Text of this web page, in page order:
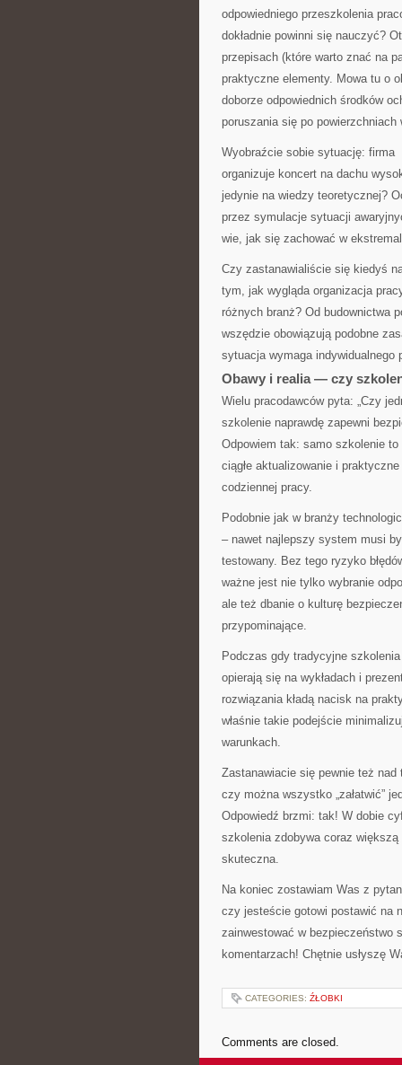
odpowiedniego przeszkolenia
dokładnie powinni się nauczyć?
przepisach (które warto znać na
praktyczne elementy. Mowa tu o
doborze odpowiednich środków
poruszania się po powierzchniach
Wyobraźcie sobie sytuację: firma
organizuje koncert na dachu
jedynie na wiedzy teoretycznej?
przez symulacje sytuacji
wie, jak się zachować w
Czy zastanawialiście się kiedyś
tym, jak wygląda organizacja
różnych branż? Od budownictwa
wszędzie obowiązują podobne
sytuacja wymaga indywidualnego
Obawy i realia — czy
Wielu pracodawców pyta: „Czy
szkolenie naprawdę zapewni
Odpowiem tak: samo szkolenie
ciągłe aktualizowanie i
codziennej pracy.
Podobnie jak w branży
– nawet najlepszy system musi
testowany. Bez tego ryzyko
ważne jest nie tylko wybranie
ale też dbanie o kulturę
przypominające.
Podczas gdy tradycyjne
opierają się na wykładach i
rozwiązania kładą nacisk na
właśnie takie podejście
warunkach.
Zastanawiacie się pewnie też nad
czy można wszystko „załatwić”
Odpowiedź brzmi: tak! W dobie
szkolenia zdobywa coraz
skuteczna.
Na koniec zostawiam Was z
czy jesteście gotowi postawić na
zainwestować w bezpieczeństwo
komentarzach! Chętnie usłyszę
CATEGORIES: ŹŁOBKI
Comments are closed.